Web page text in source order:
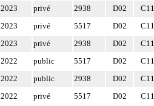
2023 privé 2938 D02 C11
2023 privé 5517 D02 C11
2023 privé 2938 D02 C11
2022 public 5517 D02 C11
2022 public 2938 D02 C11
2022 privé 5517 D02 C11